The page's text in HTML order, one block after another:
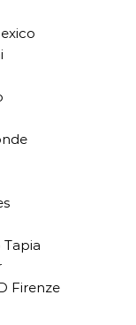
Firenze